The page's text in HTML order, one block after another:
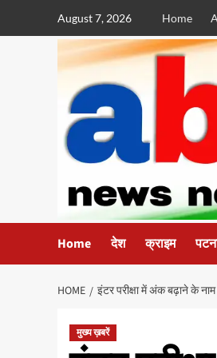
August 7, 2026 Home
Home देश क्राइम
HOME इंटर परीक्षा में अंक बढ़ाने के
मुख्य ख़बरें